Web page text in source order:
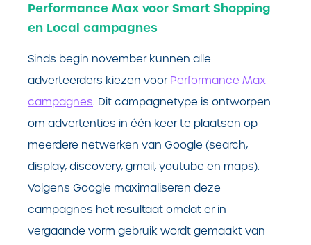
Performance Max voor Smart Shopping
en Local campagnes
Sinds begin november kunnen alle
adverteerders kiezen voor Performance Max
campagnes. Dit campagnetype is ontworpen
om advertenties in één keer te plaatsen op
meerdere netwerken van Google (search,
display, discovery, gmail, youtube en maps).
Volgens Google maximaliseren deze
campagnes het resultaat omdat er in
vergaande vorm gebruik wordt gemaakt van